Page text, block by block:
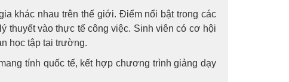
khác nhau trên thế giới. Điểm nổi bật trong các
thuyết vào thực tế công việc. Sinh viên có cơ hội
học tập tại trường.
tính quốc tế, kết hợp chương trình giảng dạy